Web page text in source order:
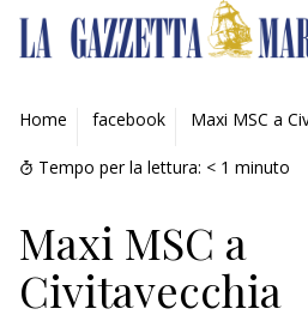
AMBIENTE
MOBILITÀ
INDUSTRIA
RICERCA
Home facebook Maxi MSC a
Tempo per la lettura: < 1 minuto
Maxi MSC a
Civitavecchia